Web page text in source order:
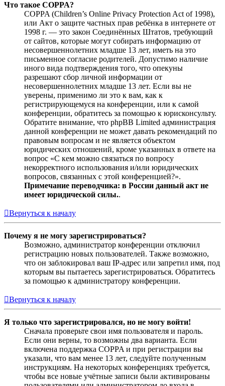
Что такое COPPA?
COPPA (Children’s Online Privacy Protection Act of 1998),
или Акт о защите частных прав ребёнка в интернете от
1998 г. — это закон Соединённых Штатов, требующий
от сайтов, которые могут собирать информацию от
несовершеннолетних младше 13 лет, иметь на это
письменное согласие родителей. Допустимо наличие
иного вида подтверждения того, что опекуны
разрешают сбор личной информации от
несовершеннолетних младше 13 лет. Если вы не
уверены, применимо ли это к вам, как к
регистрирующемуся на конференции, или к самой
конференции, обратитесь за помощью к юрисконсульту.
Обратите внимание, что phpBB Limited администрация
данной конференции не может давать рекомендаций по
правовым вопросам и не является объектом
юридических отношений, кроме указанных в ответе на
вопрос «С кем можно связаться по вопросу
некорректного использования и/или юридических
вопросов, связанных с этой конференцией?».
Примечание переводчика: в России данный акт не
имеет юридической силы..
Вернуться к началу
Почему я не могу зарегистрироваться?
Возможно, администратор конференции отключил
регистрацию новых пользователей. Также возможно,
что он заблокировал ваш IP-адрес или запретил имя, под
которым вы пытаетесь зарегистрироваться. Обратитесь
за помощью к администратору конференции.
Вернуться к началу
Я только что зарегистрировался, но не могу войти!
Сначала проверьте свои имя пользователя и пароль.
Если они верны, то возможны два варианта. Если
включена поддержка COPPA и при регистрации вы
указали, что вам менее 13 лет, следуйте полученным
инструкциям. На некоторых конференциях требуется,
чтобы все новые учётные записи были активированы